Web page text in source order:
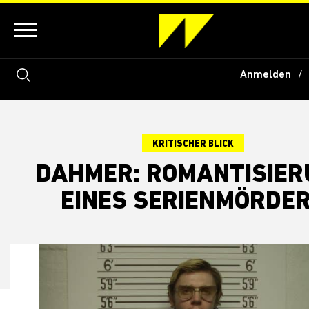
Anmelden
KRITISCHER BLICK
DAHMER:
EINES